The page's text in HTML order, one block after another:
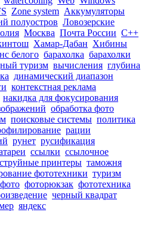
Zone system Аккумуляторы
полуостров Ловозерские
Москва Почта России С++
Хамар-Дабан Хибины
белого барахолка барахолки
туризм вычисления глубина
динамический диапазон
контекстная реклама
накидка для фокусирования
обработка фото
поисковые системы политика
рации
рунет русификация
ссылки ссылочное
струйные принтеры таможня
фототехники туризм
фото фоторюкзак фототехника
черный квадрат
яндекс